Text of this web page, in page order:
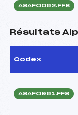
ASAF0062.FFS
Résultats
Codex
ASAF0961.FFS